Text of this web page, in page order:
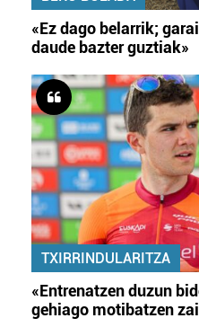
«Ez dago belarrik;
daude bazter guztiak»
TXIRRINDULARITZA
«Entrenatzen duzun
gehiago motibatzen